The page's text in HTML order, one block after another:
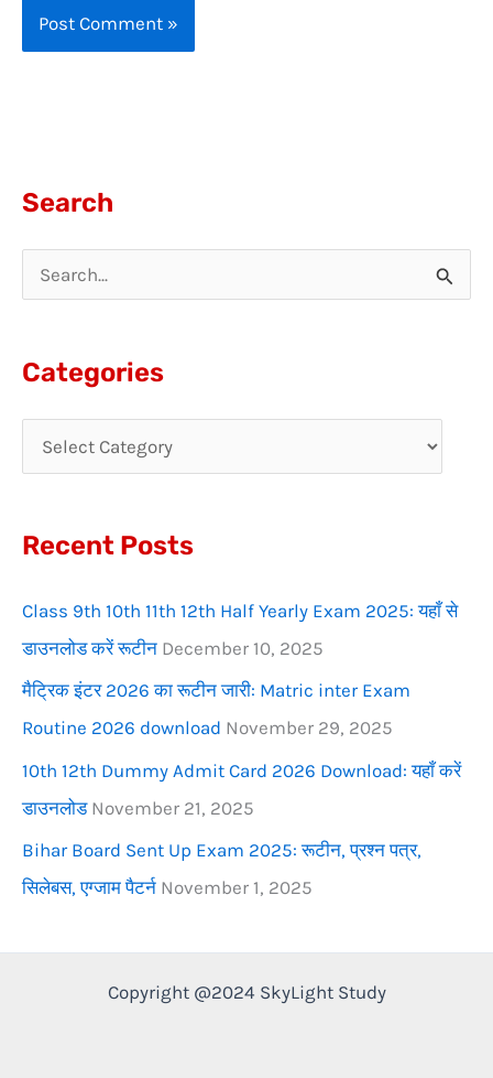
Search
h
o
:
Categories
Recent Posts
Class 9th 10th 11th 12th Half Yearly Exam 2025: यहाँ से
डाउनलोड करें रूटीन December 10, 2025
मैट्रिक इंटर 2026 का रूटीन जारी: Matric inter Exam
Routine 2026 download November 29, 2025
10th 12th Dummy Admit Card 2026 Download: यहाँ करें
डाउनलोड November 21, 2025
Bihar Board Sent Up Exam 2025: रूटीन, प्रश्न पत्र,
सिलेबस, एग्जाम पैटर्न November 1, 2025
Copyright @2024 SkyLight Study